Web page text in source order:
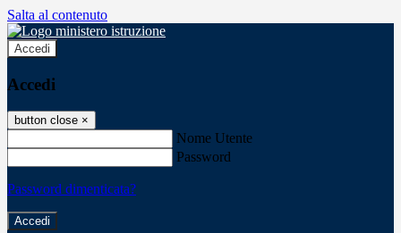
Salta al contenuto
Accedi
Accedi
button close ×
Nome Utente
Password
Password dimenticata?